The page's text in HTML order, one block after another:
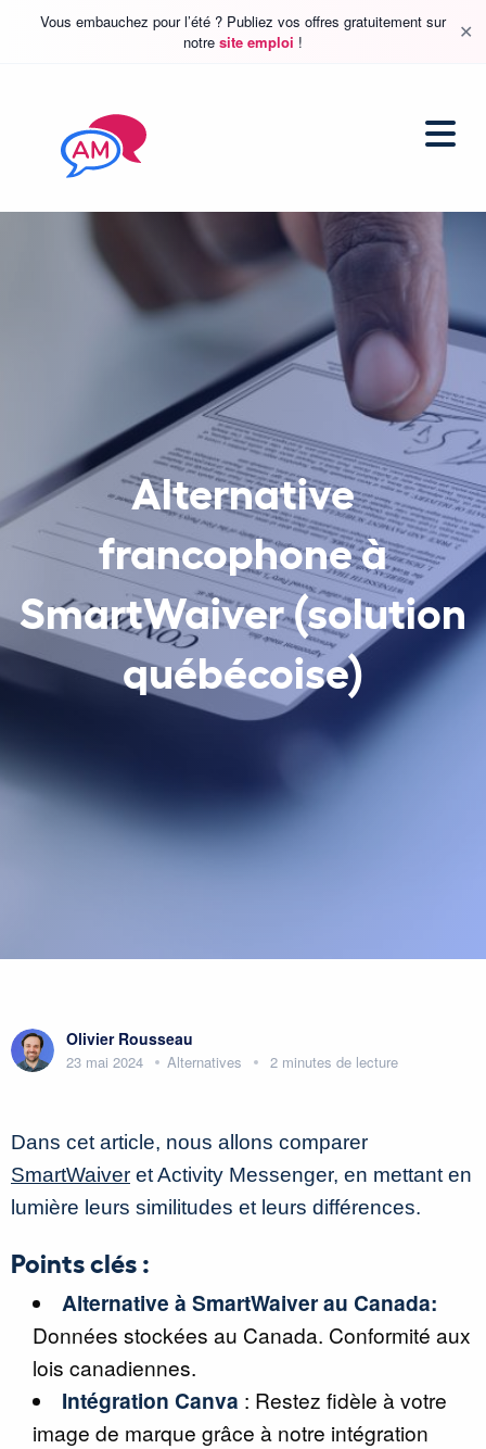
Vous embauchez pour l’été ? Publiez vos offres gratuitement sur
notre site emploi ! ✕
Alternative
francophone à
SmartWaiver (solution
québécoise)
Olivier Rousseau
23 mai 2024 Alternatives 2 minutes de lecture
Dans cet article, nous allons comparer
SmartWaiver et Activity Messenger, en mettant en
lumière leurs similitudes et leurs différences.
Points clés :
Alternative à SmartWaiver au Canada:
Données stockées au Canada. Conformité aux
lois canadiennes.
Intégration Canva : Restez fidèle à votre
image de marque grâce à notre intégration